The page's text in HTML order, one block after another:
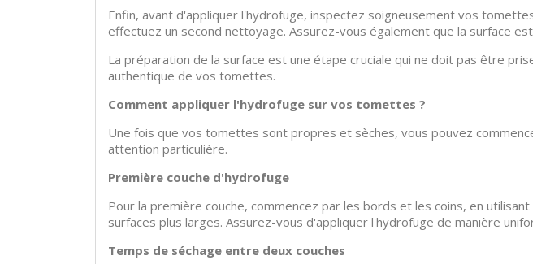
Enfin, avant d'appliquer l'hydrofuge, inspectez soigneusement vos
effectuez un second nettoyage. Assurez-vous également que la surface
La préparation de la surface est une étape cruciale qui ne doit pas être
authentique de vos tomettes.
Comment appliquer l'hydrofuge sur vos tomettes ?
Une fois que vos tomettes sont propres et sèches, vous pouvez
attention particulière.
Première couche d'hydrofuge
Pour la première couche, commencez par les bords et les coins, en
surfaces plus larges. Assurez-vous d'appliquer l'hydrofuge de manière
Temps de séchage entre deux couches